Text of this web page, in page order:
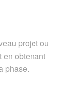
projet ou
en obtenant
phase.